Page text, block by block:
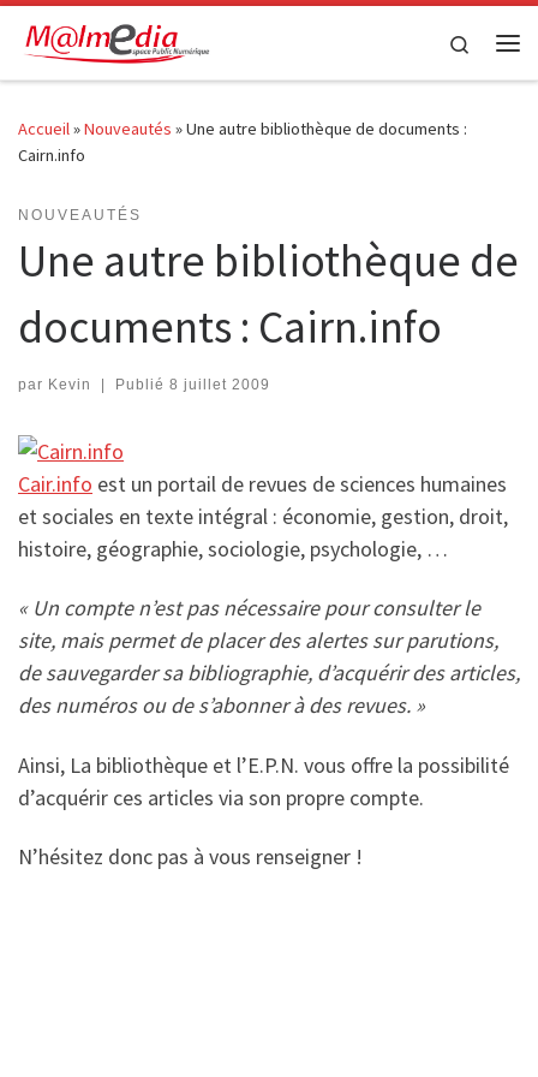
Passer au contenu
Search
Accueil»Nouveautés »Une autre bibliothèque de documents :
Cairn.info
NOUVEAUTÉS
Une autre bibliothèque de
documents : Cairn.info
par Kevin | Publié 8 juillet 2009
Cair.info est un portail de revues de sciences humaines
et sociales en texte intégral : économie, gestion, droit,
histoire, géographie, sociologie, psychologie, …
« Un compte n’est pas nécessaire pour consulter le
site, mais permet de placer des alertes sur parutions,
de sauvegarder sa bibliographie, d’acquérir des articles,
des numéros ou de s’abonner à des revues. »
Ainsi, La bibliothèque et l’E.P.N. vous offre la possibilité
d’acquérir ces articles via son propre compte.
N’hésitez donc pas à vous renseigner !